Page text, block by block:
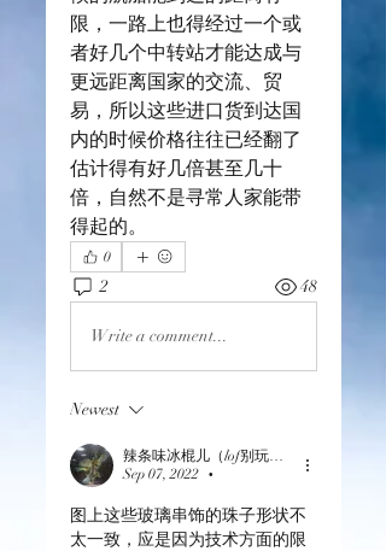
限，一路上也得经过一个或
者好几个中转站才能达成与
更远距离国家的交流、贸
易，所以这些进口货到达国
内的时候价格往往已经翻了
估计得有好几倍甚至几十
倍，自然不是寻常人家能带
得起的。
0
2 48
Write a comment...
Newest
Sep 07, 2022
•
图上这些玻璃串饰的珠子形状不
太一致，应是因为技术方面的限